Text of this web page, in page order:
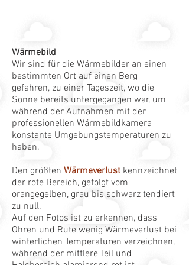
Wärmebild
Wir sind für die Wärmebilder an einen
bestimmten Ort auf einen Berg
gefahren, zu einer Tageszeit, wo die
Sonne bereits untergegangen war, um
während der Aufnahmen mit der
professionellen Wärmebildkamera
konstante Umgebungstemperaturen zu
haben.
Den größten Wärmeverlust kennzeichnet
der rote Bereich, gefolgt vom
orangegelben, grau bis schwarz tendiert
zu null.
Auf den Fotos ist zu erkennen, dass
Ohren und Rute wenig Wärmeverlust bei
winterlichen Temperaturen verzeichnen,
während der mittlere Teil und